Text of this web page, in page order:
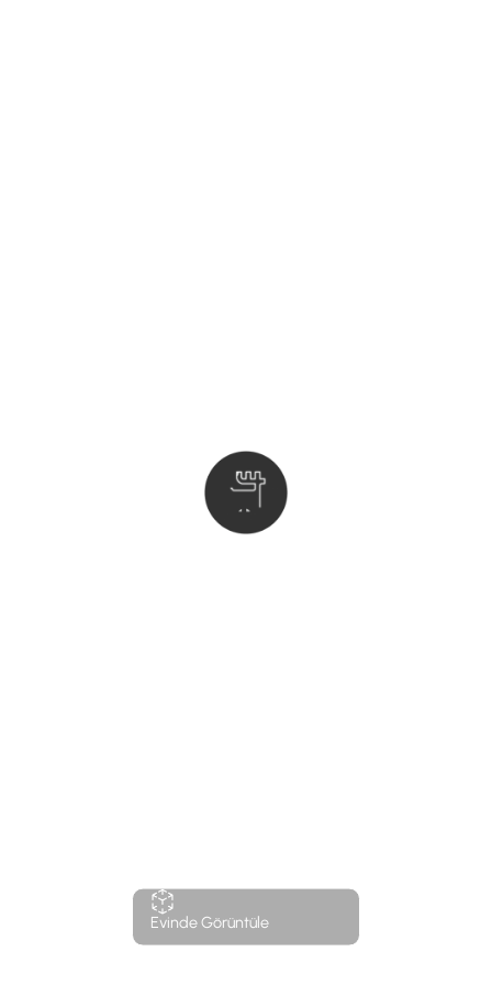
Evinde Görüntüle